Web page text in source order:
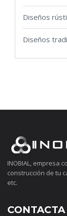
Diseños
Diseños
INOBIAL, empresa
construcción de tu
etc.